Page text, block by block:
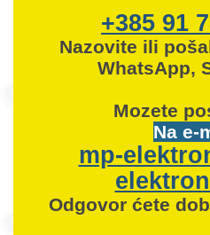
+385 91
Nazovite ili
WhatsApp,
Mozete
Na e-
mp-
Odgovor ćete